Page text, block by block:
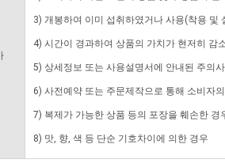
3) 개봉하여 이미 섭취하였거나 사용(착용 및
4) 시간이 경과하여 상품의 가치가 현저히 감
5) 상세정보 또는 사용설명서에 안내된 주의
6) 사전예약 또는 주문제작으로 통해 소비자
7) 복제가 가능한 상품 등의 포장을 훼손한 경
8) 맛, 향, 색 등 단순 기호차이에 의한 경우